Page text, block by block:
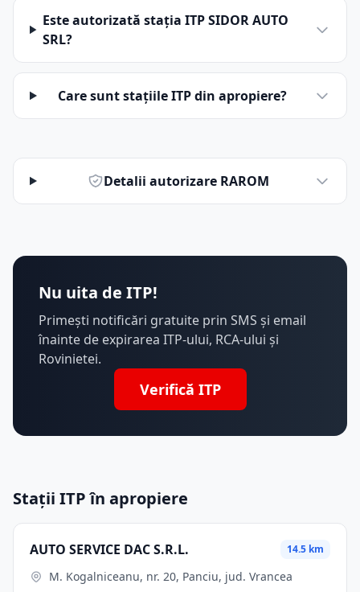
Este autorizată stația ITP SIDOR AUTO
SRL?
Care sunt stațiile ITP din apropiere?
Detalii autorizare RAROM
Nu uita de ITP!
Primești notificări gratuite prin SMS și email
înainte de expirarea ITP-ului, RCA-ului și
Rovinietei.
Verifică ITP
Stații ITP în apropiere
AUTO SERVICE DAC S.R.L. 14.5 km
M. Kogalniceanu, nr. 20, Panciu, jud. Vrancea